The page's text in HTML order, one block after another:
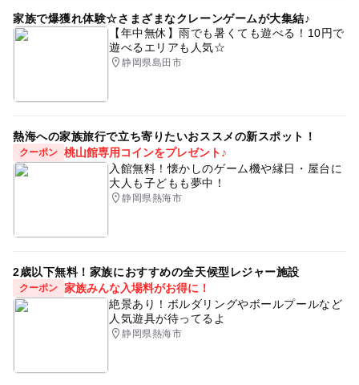
家族で爆獲れ体験☆さまざまなクレーンゲームが大集結♪
【年中無休】雨でも暑くても遊べる！10円で
遊べるエリアも人気☆
静岡県島田市
熱海への家族旅行で立ち寄りたいおススメの新スポット！
クーポン 桃山館専用コインをプレゼント♪
入館無料！懐かしのゲーム機や縁日・屋台に
大人も子どもも夢中！
静岡県熱海市
2歳以下無料！家族におすすめの全天候型レジャー施設
クーポン 家族みんな入場料がお得に！
絶景あり！ボルダリングやボールプールなど
人気遊具が待ってるよ
静岡県熱海市